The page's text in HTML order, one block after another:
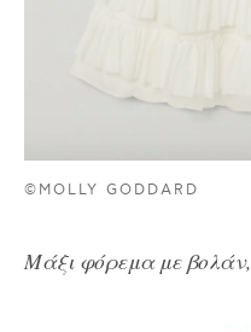
©MOLLY GODDARD
Μάξι φόρεμα με